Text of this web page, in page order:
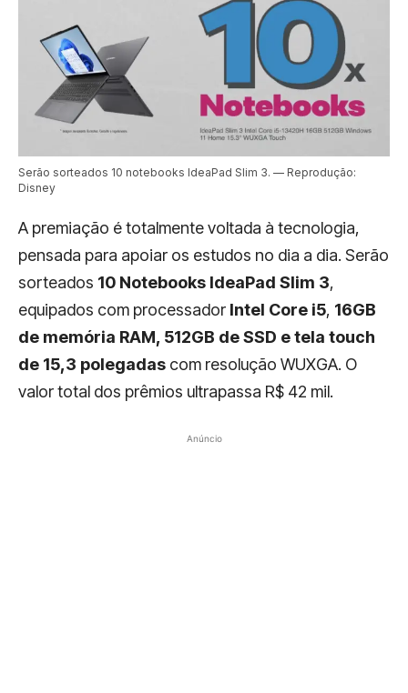
Serão sorteados 10 notebooks IdeaPad Slim 3. — Reprodução:
Disney
A premiação é totalmente voltada à tecnologia,
pensada para apoiar os estudos no dia a dia. Serão
sorteados 10 Notebooks IdeaPad Slim 3,
equipados com processador Intel Core i5, 16GB
de memória RAM, 512GB de SSD e tela touch
de 15,3 polegadas com resolução WUXGA. O
valor total dos prêmios ultrapassa R$ 42 mil.
Anúncio